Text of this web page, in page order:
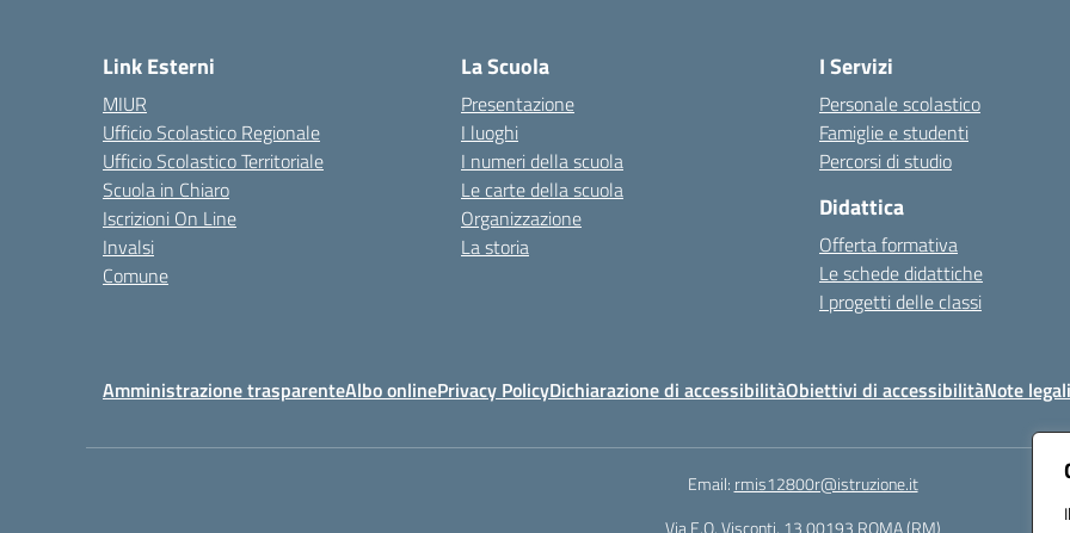
Link Esterni
MIUR
Ufficio Scolastico Regionale
Ufficio Scolastico Territoriale
Scuola in Chiaro
Iscrizioni On Line
Invalsi
Comune
La Scuola
Presentazione
I luoghi
I numeri della scuola
Le carte della scuola
Organizzazione
La storia
I Servizi
Personale scolastico
Famiglie e studenti
Percorsi di studio
Didattica
Offerta formativa
Le schede didattiche
I progetti delle classi
Amministrazione trasparenteAlbo onlinePrivacy PolicyDichiarazione di accessibilitàObiettivi di accessibilitàNote legali
Email: rmis12800r@istruzione.it
Via E.Q. Visconti, 13 00193 ROMA (RM)